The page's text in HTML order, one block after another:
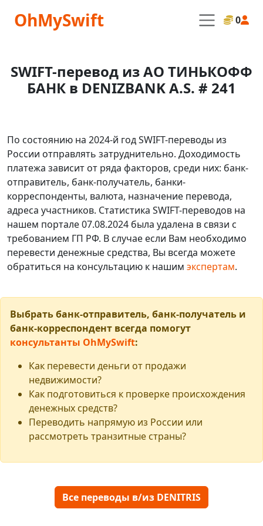
OhMySwift 0
SWIFT-перевод из АО ТИНЬКОФФ
БАНК в DENIZBANK A.S. # 241
По состоянию на 2024-й год SWIFT-переводы из
России отправлять затруднительно. Доходимость
платежа зависит от ряда факторов, среди них: банк-
отправитель, банк-получатель, банки-
корреспонденты, валюта, назначение перевода,
адреса участников. Статистика SWIFT-переводов на
нашем портале 07.08.2024 была удалена в связи с
требованием ГП РФ. В случае если Вам необходимо
перевести денежные средства, Вы всегда можете
обратиться на консультацию к нашим экспертам.
Выбрать банк-отправитель, банк-получатель и
банк-корреспондент всегда помогут
консультанты OhMySwift:
Как перевести деньги от продажи
недвижимости?
Как подготовиться к проверке происхождения
денежных средств?
Переводить напрямую из России или
рассмотреть транзитные страны?
Все переводы в/из DENITRIS